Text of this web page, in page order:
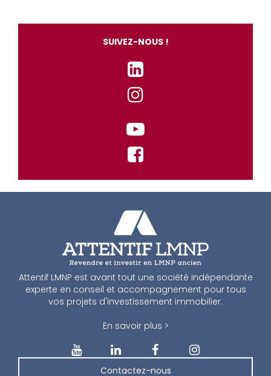
SUIVEZ-NOUS !
Attentif LMNP est avant tout une société indépendante
experte en conseil et accompagnement pour tous
vos projets d'investissement immobilier.
En savoir plus >
Contactez-nous